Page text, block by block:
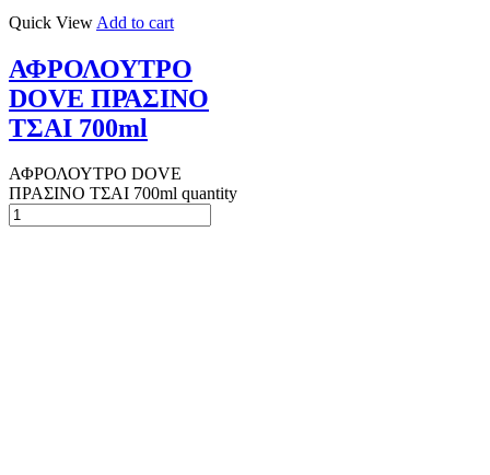
Quick View Add to cart
ΑΦΡΟΛΟΥΤΡΟ
DOVE ΠΡΑΣΙΝΟ
ΤΣΑΙ 700ml
ΑΦΡΟΛΟΥΤΡΟ DOVE
ΠΡΑΣΙΝΟ ΤΣΑΙ 700ml quantity